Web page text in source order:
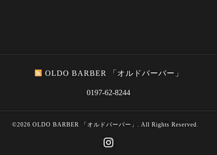
OLDO BARBER 「オルドバーバー」
0197-62-8244
©2026 OLDO BARBER 「オルドバーバー」 . All Rights Reserved.